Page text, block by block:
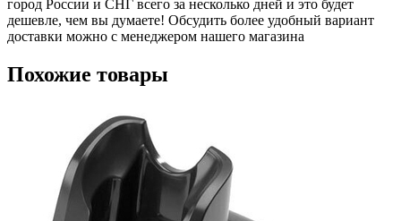
город России и СНГ всего за несколько дней и это будет
дешевле, чем вы думаете! Обсудить более удобный вариант
доставки можно с менеджером нашего магазина
Похожие товары